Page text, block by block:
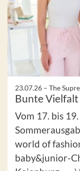
23.07.26 – The
Bunte Vielfalt
Vom 17. bis
world of
baby&junior-